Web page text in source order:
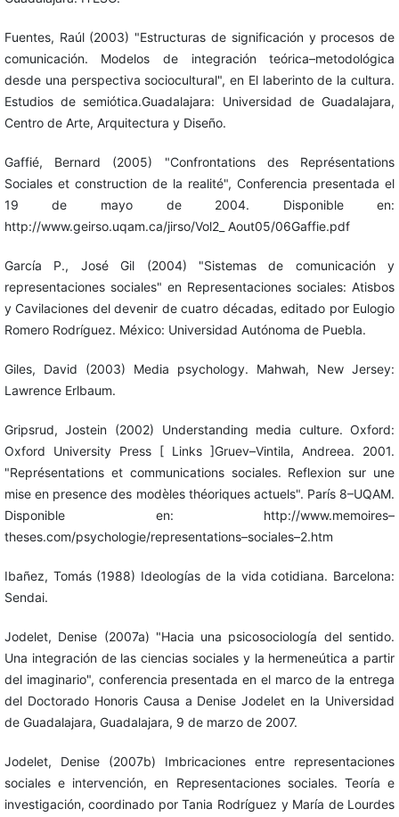
Fuentes, Raúl (2003) "Estructuras de significación y procesos de
comunicación. Modelos de integración teórica–metodológica
desde una perspectiva sociocultural", en El laberinto de la cultura.
Estudios de semiótica.Guadalajara: Universidad de Guadalajara,
Centro de Arte, Arquitectura y Diseño.
Gaffié, Bernard (2005) "Confrontations des Représentations
Sociales et construction de la realité", Conferencia presentada el
19 de mayo de 2004. Disponible en:
http://www.geirso.uqam.ca/jirso/Vol2_ Aout05/06Gaffie.pdf
García P., José Gil (2004) "Sistemas de comunicación y
representaciones sociales" en Representaciones sociales: Atisbos
y Cavilaciones del devenir de cuatro décadas, editado por Eulogio
Romero Rodríguez. México: Universidad Autónoma de Puebla.
Giles, David (2003) Media psychology. Mahwah, New Jersey:
Lawrence Erlbaum.
Gripsrud, Jostein (2002) Understanding media culture. Oxford:
Oxford University Press [ Links ]Gruev–Vintila, Andreea. 2001.
"Représentations et communications sociales. Reflexion sur une
mise en presence des modèles théoriques actuels". París 8–UQAM.
Disponible en: http://www.memoires–
theses.com/psychologie/representations–sociales–2.htm
Ibañez, Tomás (1988) Ideologías de la vida cotidiana. Barcelona:
Sendai.
Jodelet, Denise (2007a) "Hacia una psicosociología del sentido.
Una integración de las ciencias sociales y la hermeneútica a partir
del imaginario", conferencia presentada en el marco de la entrega
del Doctorado Honoris Causa a Denise Jodelet en la Universidad
de Guadalajara, Guadalajara, 9 de marzo de 2007.
Jodelet, Denise (2007b) Imbricaciones entre representaciones
sociales e intervención, en Representaciones sociales. Teoría e
investigación, coordinado por Tania Rodríguez y María de Lourdes